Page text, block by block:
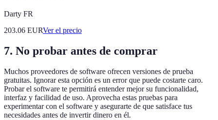
Darty FR
203.06 EURVer el precio
7. No probar antes de comprar
Muchos proveedores de software ofrecen versiones de prueba
gratuitas. Ignorar esta opción es un error que puede costarte caro.
Probar el software te permitirá entender mejor su funcionalidad,
interfaz y facilidad de uso. Aprovecha estas pruebas para
experimentar con el software y asegurarte de que satisface tus
necesidades antes de invertir dinero en él.